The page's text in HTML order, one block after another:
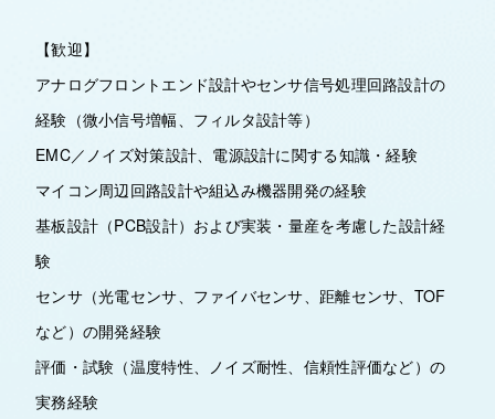
【歓迎】
アナログフロントエンド設計やセンサ信号処理回路設計の
経験（微小信号増幅、フィルタ設計等）
EMC／ノイズ対策設計、電源設計に関する知識・経験
マイコン周辺回路設計や組込み機器開発の経験
基板設計（PCB設計）および実装・量産を考慮した設計経
験
センサ（光電センサ、ファイバセンサ、距離センサ、TOF
など）の開発経験
評価・試験（温度特性、ノイズ耐性、信頼性評価など）の
実務経験